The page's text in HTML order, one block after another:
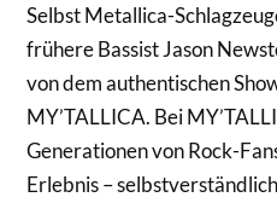
Selbst Metallica-
frühere Bassist Jason
von dem authentischen
MY’TALLICA. Bei
Generationen von Rock-
Erlebnis –